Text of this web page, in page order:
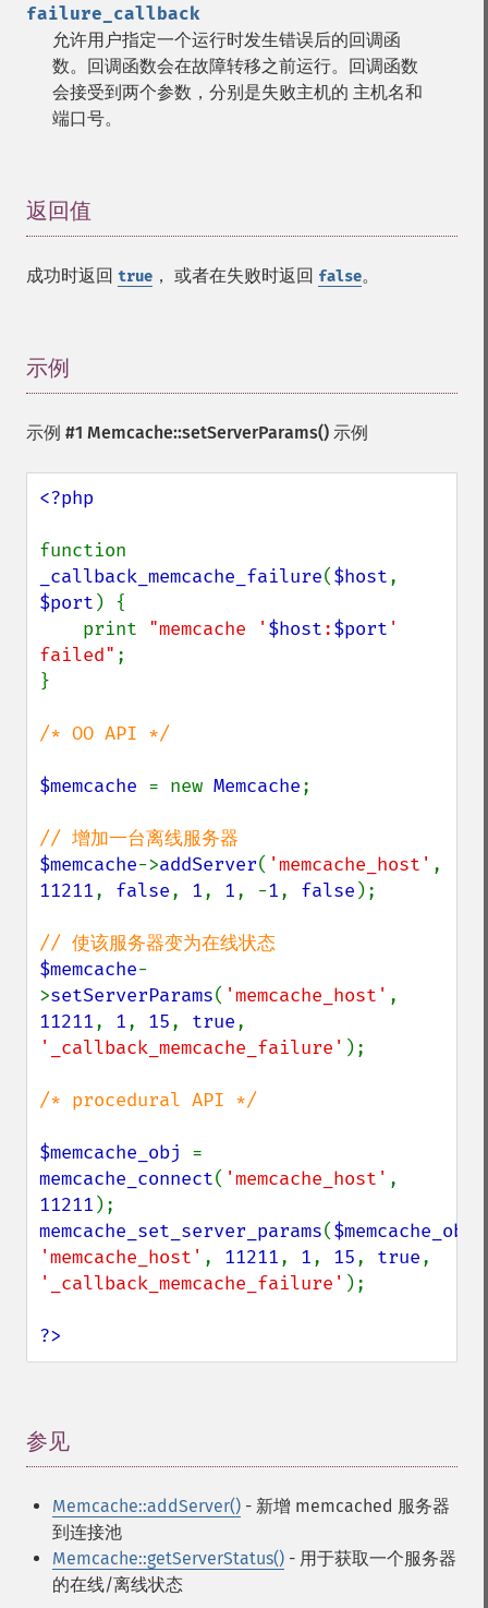
failure_callback
允许用户指定一个运行时发生错误后的回调函
数。回调函数会在故障转移之前运行。回调函数
会接受到两个参数，分别是失败主机的 主机名和
端口号。
返回值
成功时返回 true ， 或者在失败时返回 false。
示例
示例 #1 Memcache::setServerParams() 示例
<?php
_callback_memcache_failure($host
$port ) {
    print
"memcache ' $host:$port '
failed" ;
}
/* OO API */
$memcache = new Memcache;
$memcache->addServer( 'memcache_host'
11211, false, 1, 1, -1, false );
$memcache-
>setServerParams( 'memcache_host'
11211, 1, 15, true
'_callback_memcache_failure' );
/* procedural API */
$memcache_obj
memcache_connect( 'memcache_host'
11211
memcache_set_server_params($memcache_obj
'memcache_host' , 11211, 1, 15, true
'_callback_memcache_failure' );
?>
参见
Memcache::addServer() - 新增 memcached 服务器
到连接池
Memcache::getServerStatus() - 用于获取一个服务器
的在线/离线状态